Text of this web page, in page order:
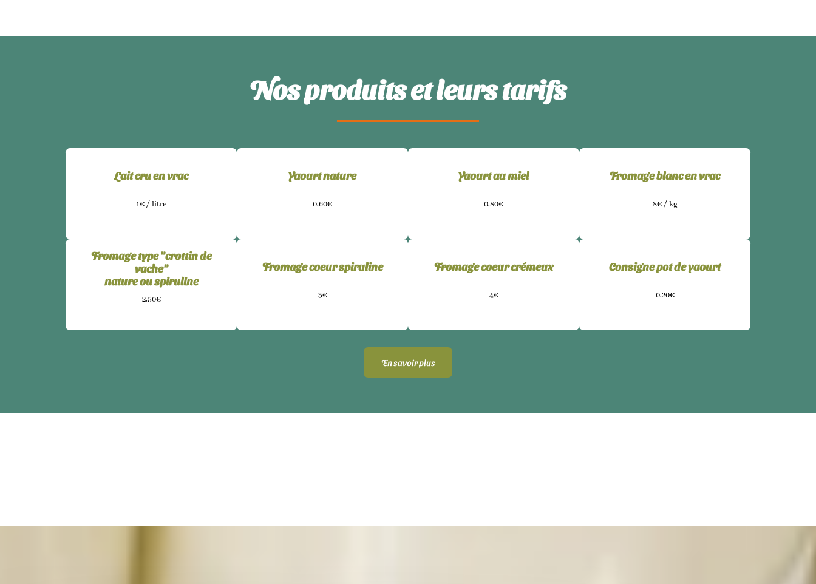
Nos produits et leurs tarifs
Lait cru en vrac
1€ / litre
Yaourt nature
0,60€
Yaourt au miel
0,80€
Fromage blanc en vrac
8€ / kg
Fromage type "crottin de
vache"
nature ou spiruline
2,50€
Fromage coeur spiruline
3€
Fromage coeur crémeux
4€
Consigne pot de yaourt
0,20€
En savoir plus